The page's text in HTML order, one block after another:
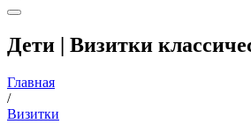
Дети | Визитки
Главная
/
Визитки